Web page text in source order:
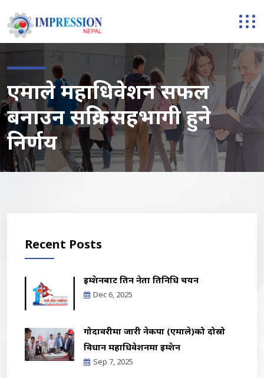
एमाले महाधिवेशन सफल
बनाउन सक्रिय सहभागी हुने
निर्णय
Recent Posts
इम्प्रेशनबाट तिन नेता प्रतिनिधि चयन
Dec 6, 2025
गोदावरीमा जारी नेकपा (एमाले)को दोस्रो
विधान महाधिवेशनमा इम्प्रेशन
Sep 7, 2025